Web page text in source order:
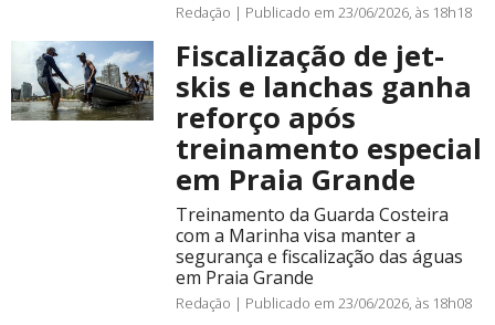
Redação | Publicado em 23/06/2026, às 18h18
Fiscalização de jet-
skis e lanchas ganha
reforço após
treinamento especial
em Praia Grande
Treinamento da Guarda Costeira
com a Marinha visa manter a
segurança e fiscalização das águas
em Praia Grande
Redação | Publicado em 23/06/2026, às 18h08